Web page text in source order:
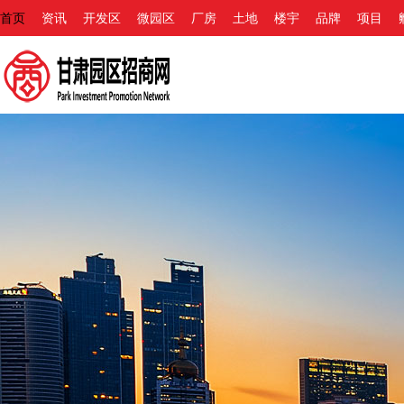
首页 资讯 开发区 微园区 厂房 土地 楼宇 品牌 项目